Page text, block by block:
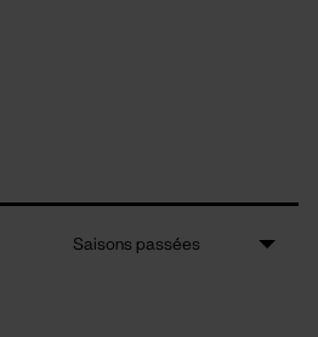
Saisons passées